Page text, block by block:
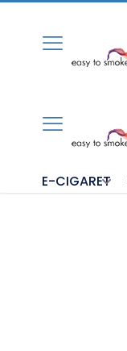
E-CIGARET